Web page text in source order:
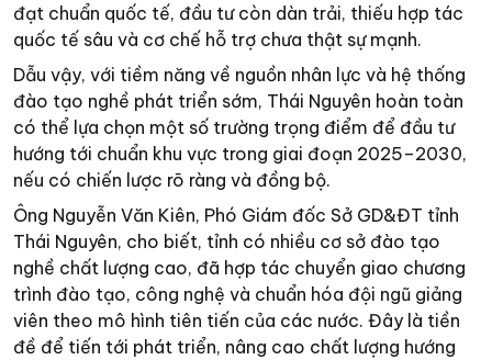
đạt chuẩn quốc tế, đầu tư còn dàn trải, thiếu hợp tác
quốc tế sâu và cơ chế hỗ trợ chưa thật sự mạnh.
Dẫu vậy, với tiềm năng về nguồn nhân lực và hệ thống
đào tạo nghề phát triển sớm, Thái Nguyên hoàn toàn
có thể lựa chọn một số trường trọng điểm để đầu tư
hướng tới chuẩn khu vực trong giai đoạn 2025–2030,
nếu có chiến lược rõ ràng và đồng bộ.
Ông Nguyễn Văn Kiên, Phó Giám đốc Sở GD&ĐT tỉnh
Thái Nguyên, cho biết, tỉnh có nhiều cơ sở đào tạo
nghề chất lượng cao, đã hợp tác chuyển giao chương
trình đào tạo, công nghệ và chuẩn hóa đội ngũ giảng
viên theo mô hình tiên tiến của các nước. Đây là tiền
đề để tiến tới phát triển, nâng cao chất lượng hướng